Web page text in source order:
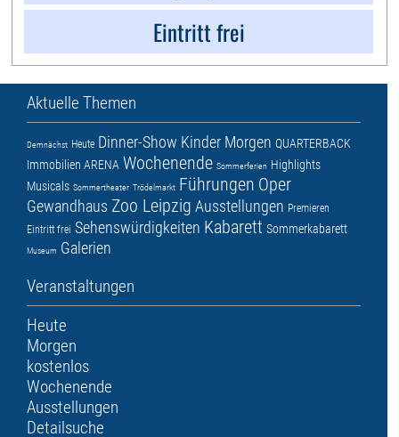
Eintritt frei
Aktuelle Themen
Demnächst Heute Dinner-Show Kinder Morgen QUARTERBACK
Immobilien ARENA Wochenende Sommerferien Highlights
Musicals Sommertheater Trödelmarkt Führungen Oper
Gewandhaus Zoo Leipzig Ausstellungen Premieren
Eintritt frei Sehenswürdigkeiten Kabarett Sommerkabarett
Museum Galerien
Veranstaltungen
Heute
Morgen
kostenlos
Wochenende
Ausstellungen
Detailsuche